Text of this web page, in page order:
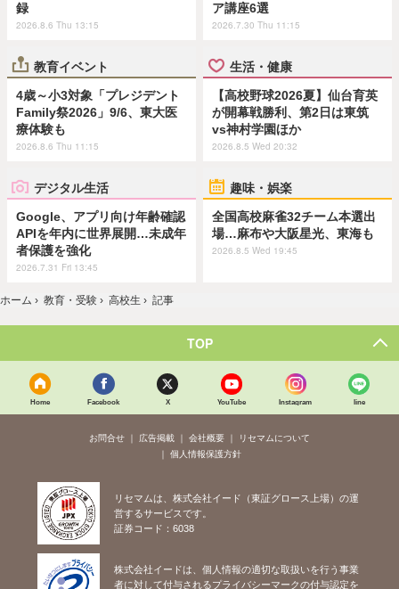
録
2026.8.6 Thu 13:15
ア講座6選
2026.7.30 Thu 11:15
教育イベント
4歳～小3対象「プレジデント
Family祭2026」9/6、東大医
療体験も
2026.8.6 Thu 11:15
生活・健康
【高校野球2026夏】仙台育英
が開幕戦勝利、第2日は東筑
vs神村学園ほか
2026.8.5 Wed 20:32
デジタル生活
Google、アプリ向け年齢確認
APIを年内に世界展開…未成年
者保護を強化
2026.7.31 Fri 13:45
趣味・娯楽
全国高校麻雀32チーム本選出
場…麻布や大阪星光、東海も
2026.8.5 Wed 19:45
ホーム › 教育・受験 › 高校生 › 記事
TOP
Home Facebook X YouTube Instagram line
お問合せ 広告掲載 会社概要
リセマムについて
個人情報保護方針
リセマムは、株式会社イード（東証グロース上場）の運
営するサービスです。
証券コード：6038
株式会社イードは、個人情報の適切な取扱いを行う事業
者に対して付与されるプライバシーマークの付与認定を